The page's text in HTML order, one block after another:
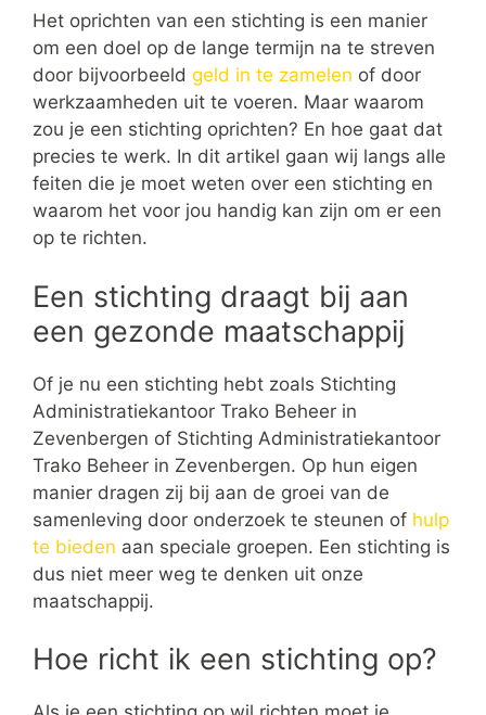
Het oprichten van een stichting is een manier
om een doel op de lange termijn na te streven
door bijvoorbeeld geld in te zamelen of door
werkzaamheden uit te voeren. Maar waarom
zou je een stichting oprichten? En hoe gaat dat
precies te werk. In dit artikel gaan wij langs alle
feiten die je moet weten over een stichting en
waarom het voor jou handig kan zijn om er een
op te richten.
Een stichting draagt bij aan
een gezonde maatschappij
Of je nu een stichting hebt zoals Stichting
Administratiekantoor Trako Beheer in
Zevenbergen of Stichting Administratiekantoor
Trako Beheer in Zevenbergen. Op hun eigen
manier dragen zij bij aan de groei van de
samenleving door onderzoek te steunen of hulp
te bieden aan speciale groepen. Een stichting is
dus niet meer weg te denken uit onze
maatschappij.
Hoe richt ik een stichting op?